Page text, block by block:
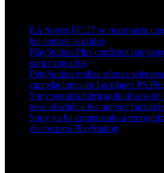
EA Sports FC 27 se pone serio
los centros asistidos
PlayStation Plus confirma sus
para canjearlos
PlayStation realiza ofertas
cancelaciones en los planes PS
Sony seguirá fabricando discos de
pese al adiós a los nuevos
Sony ya ha comenzado a
discos para PlayStation